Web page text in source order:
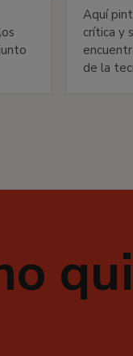
Aquí
crítica y
de la